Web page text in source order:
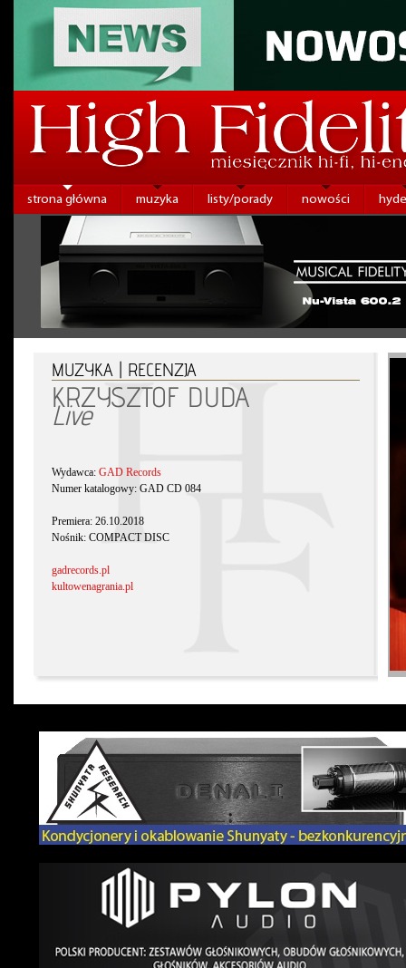
strona główna muzyka listy/porady nowości
MUZYKA | RECENZJA
KRZYSZTOF DUDA
Live
Wydawca: GAD Records
Numer katalogowy: GAD CD 084
Premiera: 26.10.2018
Nośnik: COMPACT DISC
gadrecords.pl
kultowenagrania.pl